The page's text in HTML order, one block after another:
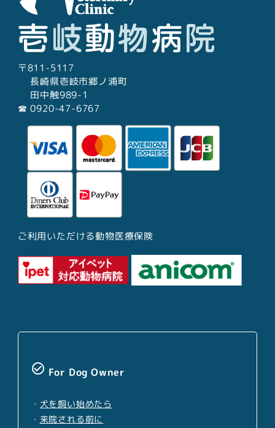
〒811-5117
長崎県壱岐市郷ノ浦町
田中触989-1
☎︎ 0920-47-6767
ご利用いただける動物医療保険
check_circle_outline For Dog Owner
・ 犬を飼い始めたら
・ 来院される前に